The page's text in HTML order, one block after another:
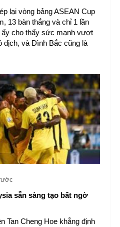
lại vòng bảng ASEAN Cup
13 bàn thắng và chỉ 1 lần
cho thấy sức mạnh vượt
địch, và Đình Bắc cũng là
sẵn sàng tạo bất ngờ
Tan Cheng Hoe khẳng định